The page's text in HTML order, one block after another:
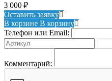
3 000 ₽
Оставить заявку
В корзине В корзину
Телефон или Email:
Комментарий: